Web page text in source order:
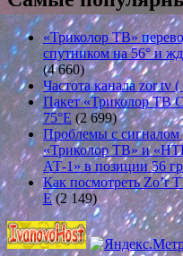
«Триколор ТВ»
спутником на 56° и
(4 660)
Частота канала zor tv
Пакет «Триколор ТВ
75°E (2 699)
Проблемы с сигналом
«Триколор ТВ» и
АТ-1» в позиции 56
Как посмотреть Zo’r
E (2 149)